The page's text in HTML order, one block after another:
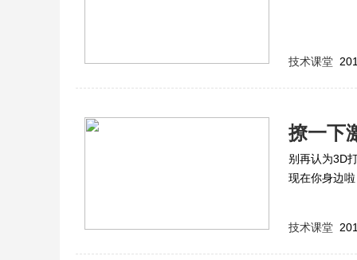
技术课堂
撩一下
别再认为3D
现在你身边
技术课堂